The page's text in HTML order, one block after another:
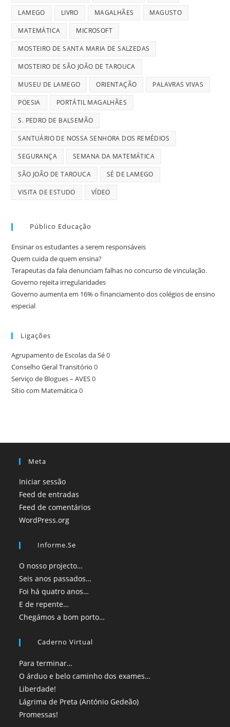
LAMEGO LIVRO MAGALHÃES MAGUSTO
MATEMÁTICA MICROSOFT
MOSTEIRO DE SANTA MARIA DE SALZEDAS
MOSTEIRO DE SÃO JOÃO DE TAROUCA
MUSEU DE LAMEGO ORIENTAÇÃO PALAVRAS VIVAS
POESIA PORTÁTIL MAGALHÃES
S. PEDRO DE BALSEMÃO
SANTUÁRIO DE NOSSA SENHORA DOS REMÉDIOS
SEGURANÇA SEMANA DA MATEMÁTICA
SÃO JOÃO DE TAROUCA SÉ DE LAMEGO
VISITA DE ESTUDO VÍDEO
Público Educação
Ensinar os estudantes a serem responsáveis
Quem cuida de quem ensina?
Terapeutas da fala denunciam falhas no concurso de vinculação.
Governo rejeita irregularidades
Governo aumenta em 16% o financiamento dos colégios de ensino
especial
Ligações
Agrupamento de Escolas da Sé0
Conselho Geral Transitório 0
Serviço de Blogues – AVES0
Sítio com Matemática0
Meta
Iniciar sessão
Feed de entradas
Feed de comentários
WordPress.org
Informe.se
O nosso projecto…
Seis anos passados…
Foi há quatro anos…
E de repente…
Chegámos a bom porto…
Caderno Virtual
Para terminar…
O árduo e belo caminho dos exames…
Liberdade!
Lágrima de Preta (António Gedeão)
Promessas!